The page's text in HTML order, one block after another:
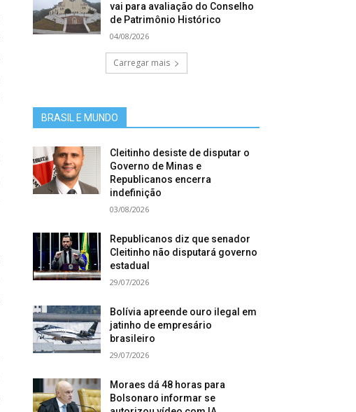
vai para avaliação do Conselho
de Patrimônio Histórico
04/08/2026
Carregar mais
BRASIL E MUNDO
Cleitinho desiste de disputar o
Governo de Minas e
Republicanos encerra
indefinição
03/08/2026
Republicanos diz que senador
Cleitinho não disputará governo
estadual
29/07/2026
Bolívia apreende ouro ilegal em
jatinho de empresário
brasileiro
29/07/2026
Moraes dá 48 horas para
Bolsonaro informar se